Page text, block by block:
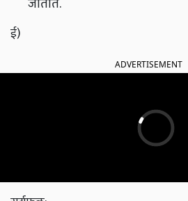
ई)
ADVERTISEMENT